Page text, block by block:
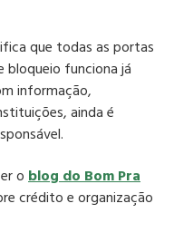
que todas as portas
bloqueio funciona já
informação,
ainda é
oblog do Bom Pra
crédito e organização